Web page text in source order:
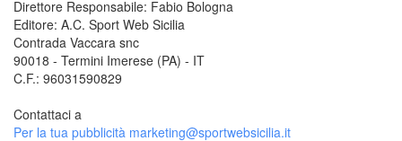
Direttore Responsabile: Fabio Bologna
Editore: A.C. Sport Web Sicilia
Contrada Vaccara snc
90018 - Termini Imerese (PA) - IT
C.F.: 96031590829
Contattaci a
Per la tua pubblicità marketing@sportwebsicilia.it